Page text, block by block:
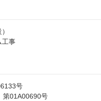
工事
号
第01A00690号